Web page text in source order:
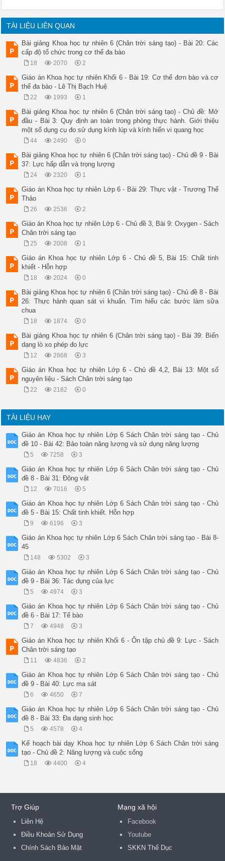
TÀI LIỆU LIÊN QUAN
Bài giảng Khoa học tự nhiên 6 (Chân trời sáng tạo) - Bài 20: Các
cấp độ tổ chức trong cơ thể đa bào
18 2070 2
Giáo án Khoa học tự nhiên Khối 6 - Bài 19: Cơ thể đơn bào và cơ
thể đa bào - Lê Thị Bạch Huệ
22 1993 1
Bài giảng Khoa học tự nhiên 6 (Chân trời sáng tạo) - Chủ đề: Mở
đầu - Bài 3: Quy định an toàn trong phòng thực hành. Giới thiệu
một số dụng cụ đo sử dụng kính lúp và kính hiển vi quang học
44 2490 0
Bài giảng Khoa học tự nhiên 6 (Chân trời sáng tạo) - Chủ đề 9 - Bài
37: Lực hấp dẫn và trọng lượng
24 2320 1
Giáo án Khoa học tự nhiên Lớp 6 - Bài 29: Thực vật - Trương Thế
Thảo
26 2536 2
Giáo án Khoa học tự nhiên Lớp 6 - Chủ đề 3, Bài 9: Oxygen - Sách
Chân trời sáng tạo
25 2008 1
Giáo án Khoa học tự nhiên Lớp 6 - Chủ đề 5, Bài 15: Chất tinh
khiết - Hỗn hợp
18 2024 0
Bài giảng Khoa học tự nhiên 6 (Chân trời sáng tạo) - Chủ đề 8 - Bài
26: Thực hành quan sát vi khuẩn. Tìm hiểu các bước làm sữa
chua
18 1874 0
Bài giảng Khoa học tự nhiên 6 (Chân trời sáng tạo) - Bài 39: Biến
dạng lò xo phép đo lực
12 2868 3
Giáo án Khoa học tự nhiên Lớp 6 - Chủ đề 4,2, Bài 13: Một số
nguyên liệu - Sách Chân trời sáng tạo
22 2182 0
TÀI LIỆU HAY
Giáo án Khoa học tự nhiên Lớp 6 Sách Chân trời sáng tạo - Chủ
đề 10 - Bài 42: Bảo toàn năng lượng và sử dụng năng lượng
5 7258 3
Giáo án Khoa học tự nhiên Lớp 6 Sách Chân trời sáng tạo - Chủ
đề 8 - Bài 31: Động vật
12 7016 5
Giáo án Khoa học tự nhiên Lớp 6 Sách Chân trời sáng tạo - Chủ
đề 5 - Bài 15: Chất tinh khiết. Hỗn hợp
9 6196 3
Giáo án Khoa học tự nhiên Lớp 6 Sách Chân trời sáng tạo - Bài 8-
45
148 5302 3
Giáo án Khoa học tự nhiên Lớp 6 Sách Chân trời sáng tạo - Chủ
đề 9 - Bài 36: Tác dụng của lực
5 4974 3
Giáo án Khoa học tự nhiên Lớp 6 Sách Chân trời sáng tạo - Chủ
đề 6 - Bài 17: Tế bào
7 4948 3
Giáo án Khoa học tự nhiên Khối 6 - Ôn tập chủ đề 9: Lực - Sách
Chân trời sáng tạo
11 4836 2
Giáo án Khoa học tự nhiên Lớp 6 Sách Chân trời sáng tạo - Chủ
đề 9 - Bài 40: Lực ma sát
6 4650 7
Giáo án Khoa học tự nhiên Lớp 6 Sách Chân trời sáng tạo - Chủ
đề 8 - Bài 33: Đa dạng sinh học
5 4578 4
Kế hoạch bài dạy Khoa học tự nhiên Lớp 6 Sách Chân trời sáng
tạo - Chủ đề 2: Năng lượng và cuộc sống
18 4400 4
Trợ Giúp
Liên Hệ
Điều Khoản Sử Dụng
Chính Sách Bảo Mật
Mạng xã hội
Facebook
Youtube
SKKN Thể Dục